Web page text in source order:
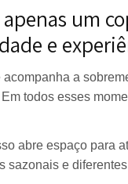
controle
WhatsApp
apenas
e